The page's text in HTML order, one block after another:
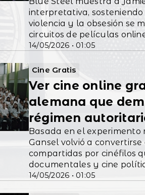
14/05/2026 • 01:05
interpretativa,
violencia y la obsesión se
circuitos de películas
compartido en
Cine Gratis
14/05/2026 • 01:05
Ver cine online
alemana que
régimen
Basada en el experimento
Gansel volvió a
compartidas por cinéfilos
documentales y cine